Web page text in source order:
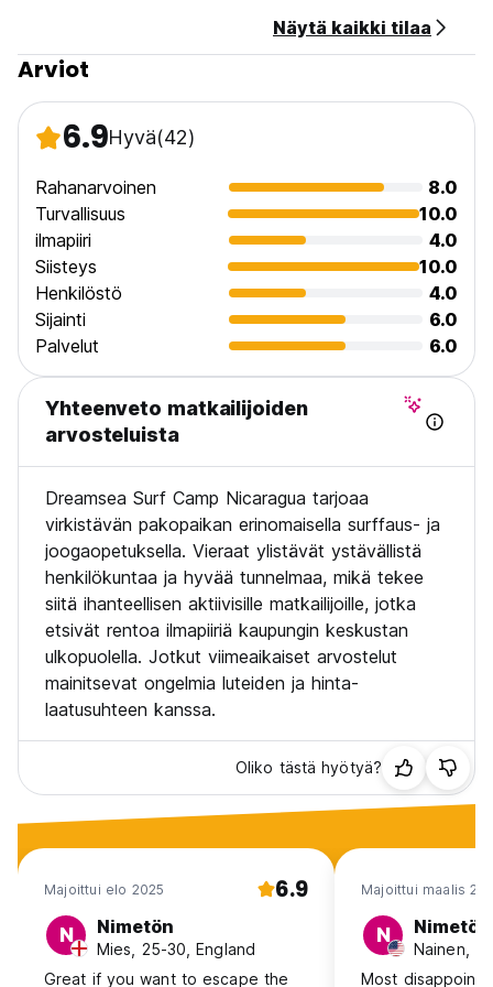
(Auto-translated from original language)Näytä kaikki tilaa
Arviot
6.9Hyvä(42)
Rahanarvoinen
8.0
Turvallisuus
10.0
ilmapiiri
4.0
Siisteys
10.0
Henkilöstö
4.0
Sijainti
6.0
Palvelut
6.0
Yhteenveto matkailijoiden
arvosteluista
Dreamsea Surf Camp Nicaragua tarjoaa
virkistävän pakopaikan erinomaisella surffaus- ja
joogaopetuksella. Vieraat ylistävät ystävällistä
henkilökuntaa ja hyvää tunnelmaa, mikä tekee
siitä ihanteellisen aktiivisille matkailijoille, jotka
etsivät rentoa ilmapiiriä kaupungin keskustan
ulkopuolella. Jotkut viimeaikaiset arvostelut
mainitsevat ongelmia luteiden ja hinta-
laatusuhteen kanssa.
Oliko tästä hyötyä?
Majoittui elo 2025 6.9
N Nimetön
Mies, 25-30, England
Great if you want to escape the
Majoittui maalis
N Nimetön
Nainen,
Most